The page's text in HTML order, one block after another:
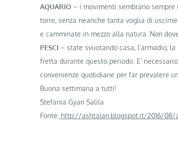
AQUARIO – i movimenti sembrano
torre, senza neanche tanta voglia di
e camminate in mezzo alla natura. Non
PESCI – state svuotando casa, l’armadio,
fretta durante questo periodo. E’
convenienze quotidiane per far prevalere
Buona settimana a tutti!
Stefania Gyan Salila
Fonte: http://ashtalan.blogspot.it/2016/08/